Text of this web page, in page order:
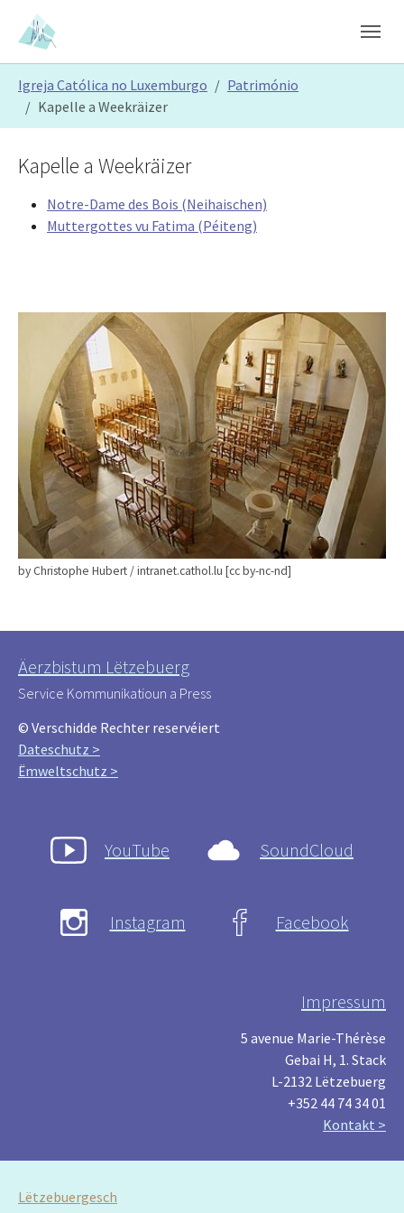
Skip to main content
Skip to page footer
Igreja Católica no Luxemburgo
Património
Kapelle a Weekräizer
Kapelle a Weekräizer
Notre-Dame des Bois (Neihaischen)
Muttergottes vu Fatima (Péiteng)
by Christophe Hubert / intranet.cathol.lu [cc by-nc-nd]
Äerzbistum Lëtzebuerg
Service Kommunikatioun a Press
© Verschidde Rechter reservéiert
Dateschutz >
Ëmweltschutz >
YouTube SoundCloud
Instagram Facebook
Impressum
5 avenue Marie-Thérèse
Gebai H, 1. Stack
L-2132 Lëtzebuerg
+352 44 74 34 01
Kontakt >
Lëtzebuergesch